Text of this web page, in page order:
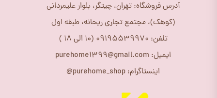
آدرس فروشگاه: تهران، چیتگر، بلوار علیمردانی
(کوهک)، مجتمع تجاری ریحانه، طبقه اول
تلفن: 09195539970 (10 الی 18 )
ایمیل: purehome1399@gmail.com
اینستاگرام: purehome_shop@